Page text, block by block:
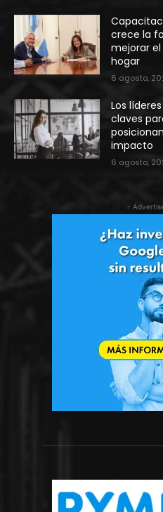
crece la
mejorar
hogar
6 agosto,
Los
claves
impacto
6 agosto,
-